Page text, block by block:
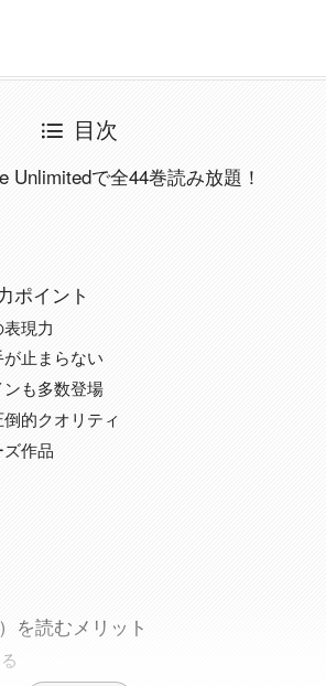
目次
Unlimitedで全44巻読み放題！
ポイント
現力
止まらない
も多数登場
的クオリティ
作品
を読むメリット